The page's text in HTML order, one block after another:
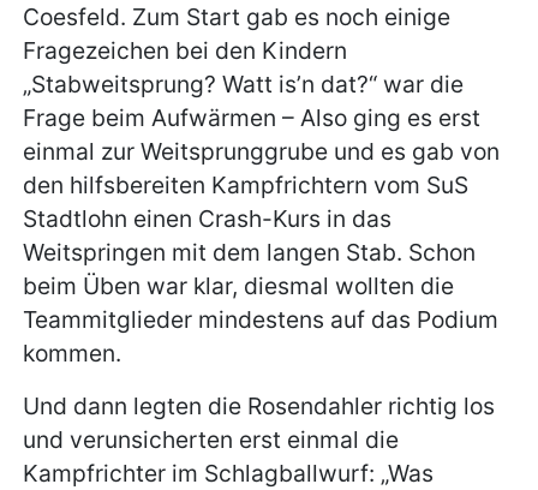
Coesfeld. Zum Start gab es noch einige
Fragezeichen bei den Kindern
„Stabweitsprung? Watt is’n dat?“ war die
Frage beim Aufwärmen – Also ging es erst
einmal zur Weitsprunggrube und es gab von
den hilfsbereiten Kampfrichtern vom SuS
Stadtlohn einen Crash-Kurs in das
Weitspringen mit dem langen Stab. Schon
beim Üben war klar, diesmal wollten die
Teammitglieder mindestens auf das Podium
kommen.
Und dann legten die Rosendahler richtig los
und verunsicherten erst einmal die
Kampfrichter im Schlagballwurf: „Was